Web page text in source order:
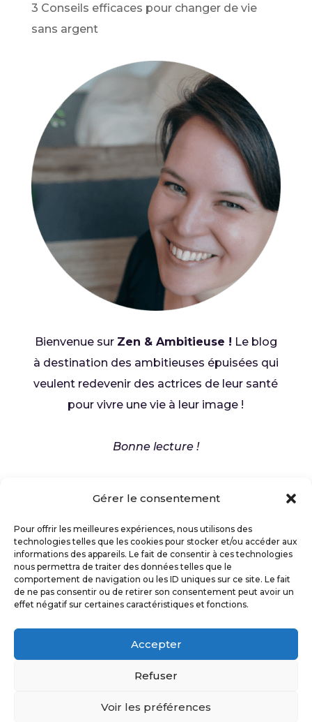
Gérer le consentement
Pour offrir les meilleures expériences, nous utilisons des
technologies telles que les cookies pour stocker et/ou accéder aux
informations des appareils. Le fait de consentir à ces technologies
nous permettra de traiter des données telles que le
comportement de navigation ou les ID uniques sur ce site. Le fait
de ne pas consentir ou de retirer son consentement peut avoir un
effet négatif sur certaines caractéristiques et fonctions.
Accepter
Refuser
Voir les préférences
3 Conseils efficaces pour changer de vie
sans argent
Bienvenue sur Zen & Ambitieuse ! Le blog
à destination des ambitieuses épuisées qui
veulent redevenir des actrices de leur santé
pour vivre une vie à leur image !
Bonne lecture !
Politique de confidentialité
Politique de cookies (UE)
CGV
Plan du site
WordPress